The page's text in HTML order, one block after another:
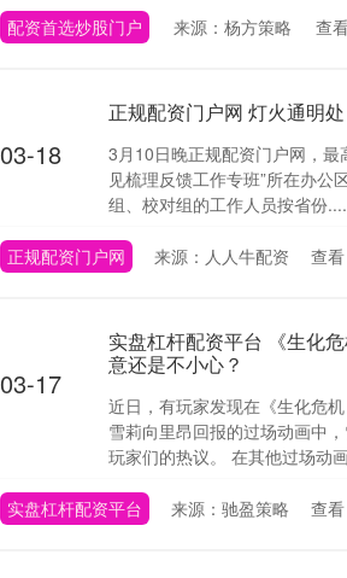
配资首选炒股门户 来源：杨方策略 查
03-18
正规配资门户网 灯火通明
3月10日晚正规配资门户网，
见梳理反馈工作专班”所在办公
组、校对组的工作人员按省份....
正规配资门户网 来源：人人牛配资 查
03-17
实盘杠杆配资平台 《生化
意还是不小心？
近日，有玩家发现在《生化危
雪莉向里昂回报的过场动画中
玩家们的热议。 在其他过场动
实盘杠杆配资平台 来源：驰盈策略 查